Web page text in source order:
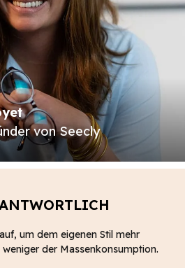
von Seecly
um dem eigenen Stil mehr
der Massenkonsumption.